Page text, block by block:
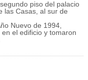
piso del palacio
las Casas, al sur de
Nuevo de 1994,
el edificio y tomaron